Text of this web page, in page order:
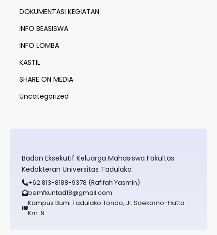
DOKUMENTASI KEGIATAN
INFO BEASISWA
INFO LOMBA
KASTIL
SHARE ON MEDIA
Uncategorized
Badan Eksekutif Keluarga Mahasiswa Fakultas
Kedokteran Universitas Tadulako
+62 813-8188-9378 (Rafifah Yasmin)
bemfkuntad18@gmail.com
Kampus Bumi Tadulako Tondo, Jl. Soekarno-Hatta
Km. 9